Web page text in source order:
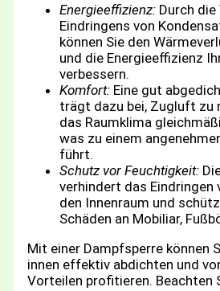
Energieeffizienz: Durch
Eindringens von
können Sie den
und die Energieeffizienz
verbessern.
Komfort: Eine gut
trägt dazu bei, Zugluft zu
das Raumklima
was zu einem
führt.
Schutz vor Feuchtigkeit:
verhindert das Eindringen
den Innenraum und
Schäden an Mobiliar,
Mit einer Dampfsperre können
innen effektiv abdichten und
Vorteilen profitieren. Beachten